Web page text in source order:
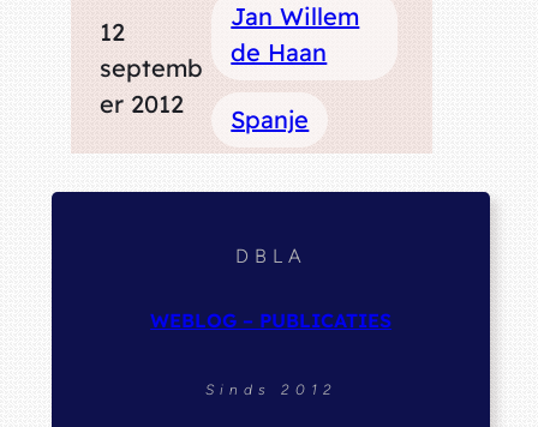
12
septemb
er 2012
Jan Willem
de Haan
Spanje
DBLA
WEBLOG – PUBLICATIES
Sinds 2012